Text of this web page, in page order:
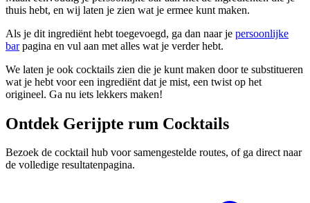
thuis hebt, en wij laten je zien wat je ermee kunt maken.
Als je dit ingrediënt hebt toegevoegd, ga dan naar je persoonlijke
barpagina en vul aan met alles wat je verder hebt.
We laten je ook cocktails zien die je kunt maken door te substitueren
wat je hebt voor een ingrediënt dat je mist, een twist op het
origineel. Ga nu iets lekkers maken!
Ontdek Gerijpte rum Cocktails
Bezoek de cocktail hub voor samengestelde routes, of ga direct naar
de volledige resultatenpagina.